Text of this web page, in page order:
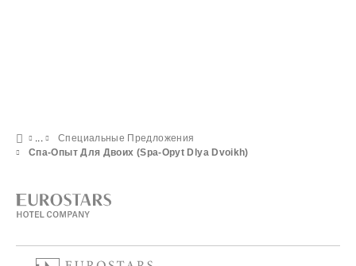
Специальные Предложения
Спа-Опыт Для Двоих (Spa-Opyt Dlya Dvoikh)